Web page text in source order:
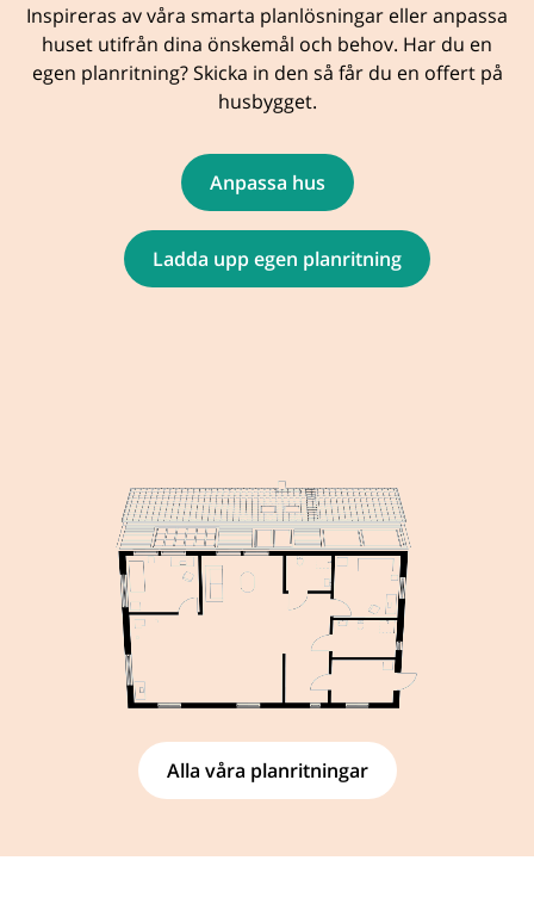
Inspireras av våra smarta planlösningar eller anpassa
huset utifrån dina önskemål och behov. Har du en
egen planritning? Skicka in den så får du en offert på
husbygget.
Anpassa hus
Ladda upp egen planritning
Alla våra planritningar